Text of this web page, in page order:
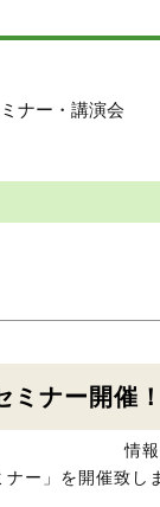
ナー・講演会
ナー開催！
情
ー」を開催致し